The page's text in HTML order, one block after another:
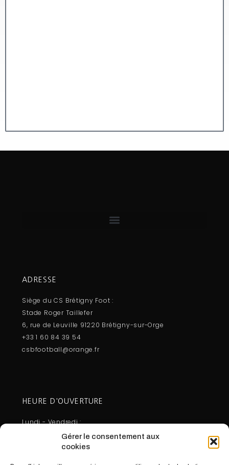
Gérer le consentement aux
cookies
ADRESSE
Siège du CS Brétigny Foot :
Stade Roger Taillefer
6, rue de Leuville 91220 Brétigny-sur-Orge
+33 1 60 84 39 54
csbfootball@orange.fr
HEURE D'OUVERTURE
Lundi - Vendredi :
10:00 - 12:30